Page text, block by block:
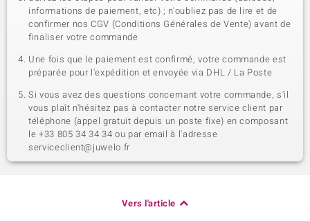
informations de paiement, etc) ; n'oubliez pas de lire et de
confirmer nos CGV (Conditions Générales de Vente) avant de
finaliser votre commande
Une fois que le paiement est confirmé, votre commande est
préparée pour l'expédition et envoyée via DHL / La Poste
Si vous avez des questions concernant votre commande, s'il
vous plaît n'hésitez pas à contacter notre service client par
téléphone (appel gratuit depuis un poste fixe) en composant
le +33 805 34 34 34 ou par email à l'adresse
serviceclient@juwelo.fr
Vers l'article